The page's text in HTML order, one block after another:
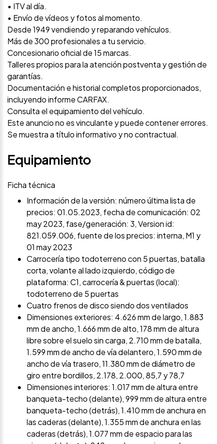
• ITV al día.
• Envío de vídeos y fotos al momento.
Desde 1949 vendiendo y reparando vehículos.
Más de 300 profesionales a tu servicio.
Concesionario oficial de 15 marcas.
Talleres propios para la atención postventa y gestión de
garantías.
Documentación e historial completos proporcionados,
incluyendo informe CARFAX.
Consulta el equipamiento del vehículo.
Este anuncio no es vinculante y puede contener errores.
Se muestra a título informativo y no contractual.
Equipamiento
Ficha técnica
Información de la versión: número última lista de
precios: 01.05.2023, fecha de comunicación: 02
may 2023, fase/generación: 3, Version id:
821.059.006, fuente de los precios: interna, M1 y
01 may 2023
Carrocería tipo todoterreno con 5 puertas, batalla
corta, volante al lado izquierdo, código de
plataforma: C1, carrocería & puertas (local):
todoterreno de 5 puertas
Cuatro frenos de disco siendo dos ventilados
Dimensiones exteriores: 4.626 mm de largo, 1.883
mm de ancho, 1.666 mm de alto, 178 mm de altura
libre sobre el suelo sin carga, 2.710 mm de batalla,
1.599 mm de ancho de vía delantero, 1.590 mm de
ancho de vía trasero, 11.380 mm de diámetro de
giro entre bordillos, 2.178, 2.000, 85,7 y 78,7
Dimensiones interiores: 1.017 mm de altura entre
banqueta-techo (delante), 999 mm de altura entre
banqueta-techo (detrás), 1.410 mm de anchura en
las caderas (delante), 1.355 mm de anchura en las
caderas (detrás), 1.077 mm de espacio para las